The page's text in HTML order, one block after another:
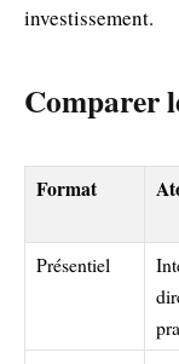
investissement.
Comparer
Format
Présentiel